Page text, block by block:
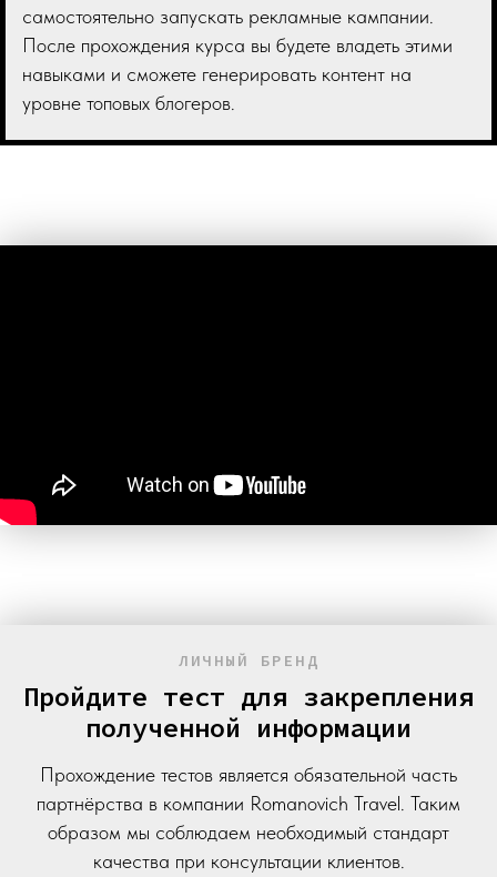
самостоятельно запускать рекламные кампании.
После прохождения курса вы будете владеть этими
навыками и сможете генерировать контент на
уровне топовых блогеров.
ЛИЧНЫЙ БРЕНД
Пройдите тест для закрепления
полученной информации
Прохождение тестов является обязательной часть
партнёрства в компании Romanovich Travel. Таким
образом мы соблюдаем необходимый стандарт
качества при консультации клиентов.